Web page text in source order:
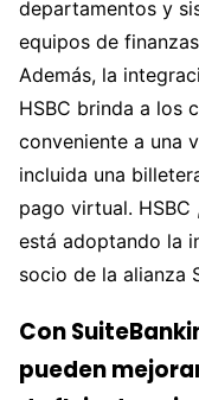
departamentos y
equipos de
Además, la
HSBC brinda a los
conveniente a una
incluida una
pago virtual.
está adoptando la
socio de la alianza
Con
pueden